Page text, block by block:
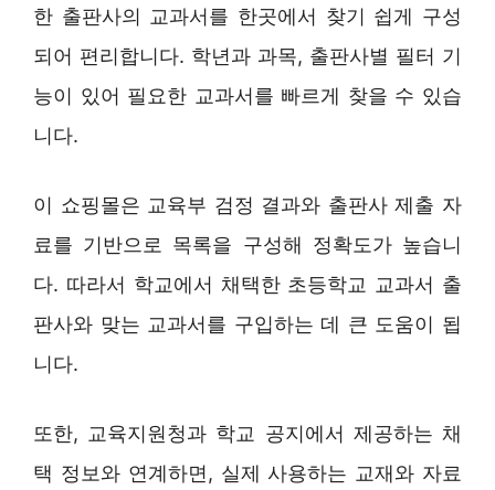
한 출판사의 교과서를 한곳에서 찾기 쉽게 구성
되어 편리합니다. 학년과 과목, 출판사별 필터 기
능이 있어 필요한 교과서를 빠르게 찾을 수 있습
니다.
이 쇼핑몰은 교육부 검정 결과와 출판사 제출 자
료를 기반으로 목록을 구성해 정확도가 높습니
다. 따라서 학교에서 채택한 초등학교 교과서 출
판사와 맞는 교과서를 구입하는 데 큰 도움이 됩
니다.
또한, 교육지원청과 학교 공지에서 제공하는 채
택 정보와 연계하면, 실제 사용하는 교재와 자료